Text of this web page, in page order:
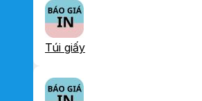
Túi giấy